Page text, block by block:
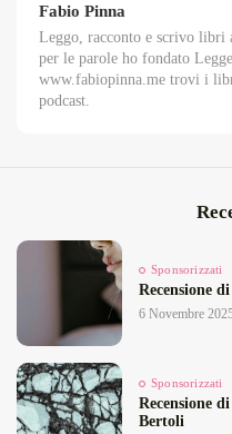
Fabio Pinna
Leggo, racconto e scrivo libri
per le parole ho fondato
www.fabiopinna.me trovi i
podcast.
Sponsorizzati
Recensione
6 Novembre
Sponsorizzati
Recensione
Bertoli